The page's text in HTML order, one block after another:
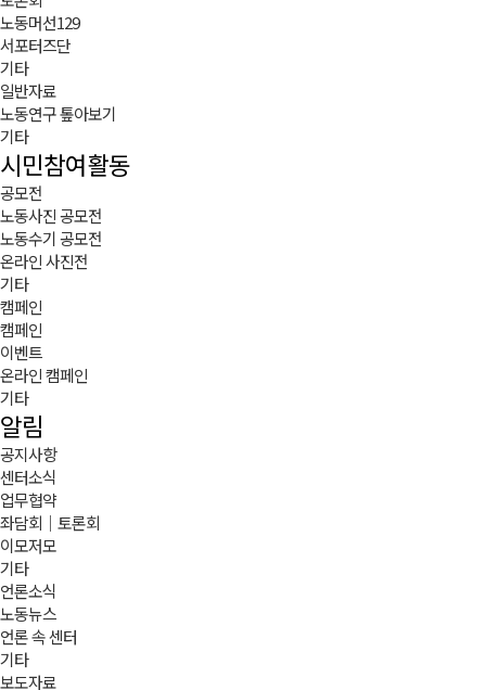
노동머선129
서포터즈단
기타
일반자료
노동연구 톺아보기
기타
시민참여활동
공모전
노동사진 공모전
노동수기 공모전
온라인 사진전
기타
캠페인
캠페인
이벤트
온라인 캠페인
기타
알림
공지사항
센터소식
업무협약
좌담회｜토론회
이모저모
기타
언론소식
노동뉴스
언론 속 센터
기타
보도자료